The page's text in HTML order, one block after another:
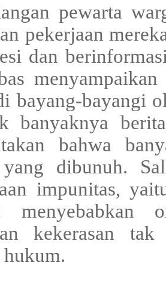
pewarta
pekerjaan
dan
bayang-bayangi
banyaknya
bahwa
dibunuh.
impunitas,
menyebabkan
kekerasan